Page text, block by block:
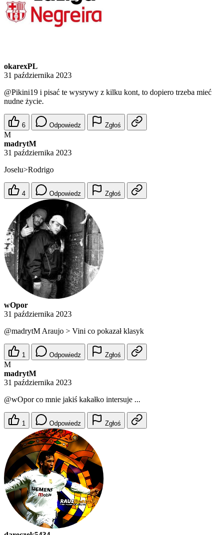
okarexPL
31 października 2023
@Pikini19 i pisać te wysrywy z kilku kont, to dopiero trzeba mieć
nudne życie.
6 Odpowiedz Zgłoś
M
madrytM
31 października 2023
Joselu>Rodrigo
4 Odpowiedz Zgłoś
wOpor
31 października 2023
@madrytM Araujo > Vini co pokazał klasyk
1 Odpowiedz Zgłoś
M
madrytM
31 października 2023
@wOporco mnie jakiś kakałko intersuje ...
1 Odpowiedz Zgłoś